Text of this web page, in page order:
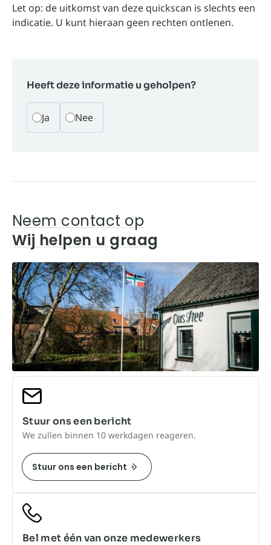
Let op: de uitkomst van deze quickscan is slechts een
indicatie. U kunt hieraan geen rechten ontlenen.
Heeft deze informatie u geholpen?
Ja Nee
Neem contact op
Wij helpen u graag
Stuur ons een bericht
We zullen binnen 10 werkdagen reageren.
Stuur ons een bericht
Bel met één van onze medewerkers